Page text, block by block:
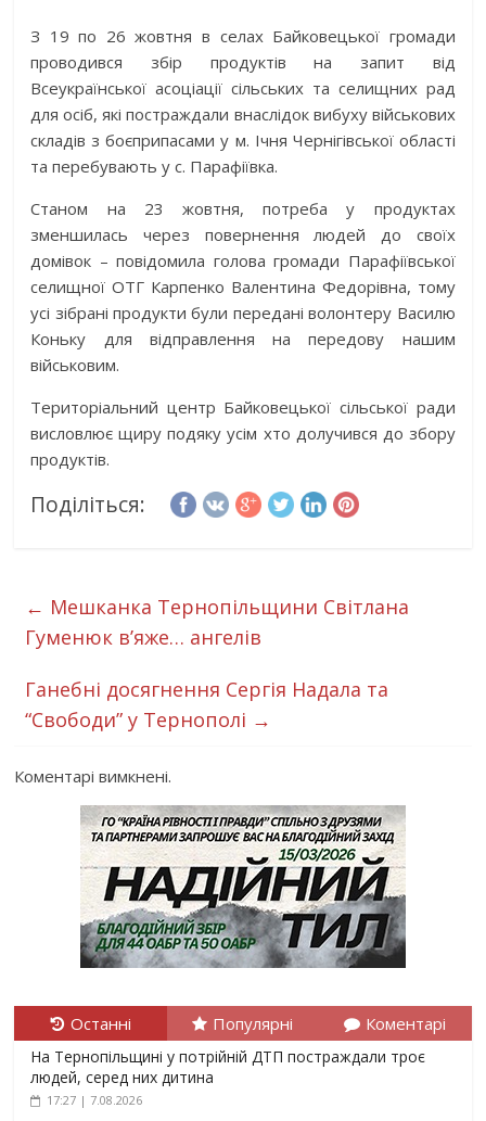
З 19 по 26 жовтня в селах Байковецької громади
проводився збір продуктів на запит від
Всеукраїнської асоціації сільських та селищних рад
для осіб, які постраждали внаслідок вибуху військових
складів з боєприпасами у м. Ічня Чернігівської області
та перебувають у с. Парафіївка.
Станом на 23 жовтня, потреба у продуктах
зменшилась через повернення людей до своїх
домівок – повідомила голова громади Парафіївської
селищної ОТГ Карпенко Валентина Федорівна, тому
усі зібрані продукти були передані волонтеру Василю
Коньку для відправлення на передову нашим
військовим.
Територіальний центр Байковецької сільської ради
висловлює щиру подяку усім хто долучився до збору
продуктів.
Поділіться:
← Мешканка Тернопільщини Світлана
Гуменюк в’яже… ангелів
Ганебні досягнення Сергія Надала та
“Свободи” у Тернополі →
Коментарі вимкнені.
Останні Популярні Коментарі
На Тернопільщині у потрійній ДТП постраждали троє
людей, серед них дитина
17:27 | 7.08.2026